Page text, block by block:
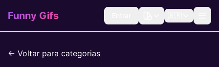
Funny Gifs
← Voltar para categorias